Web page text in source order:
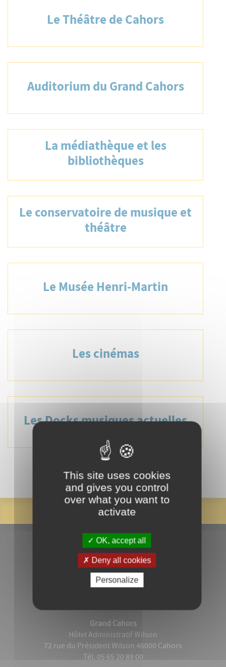
Le Théâtre de Cahors
Auditorium du Grand Cahors
La médiathèque et les
bibliothèques
Le conservatoire de musique et
théâtre
Le Musée Henri-Martin
Les cinémas
Les Docks musiques actuelles
Grand Cahors
Hôtel Administratif Wilson
72 rue du Président Wilson 46000 Cahors
Tél. 05 65 20 89 00
This site uses cookies
and gives you control
over what you want to
activate
OK, accept all
Deny all cookies
Personalize